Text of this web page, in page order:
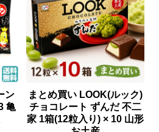
ン
亀
まとめ買い LOOK(ルック)
チョコレート ずんだ 不二
家 1箱(12粒入り) × 10 山形